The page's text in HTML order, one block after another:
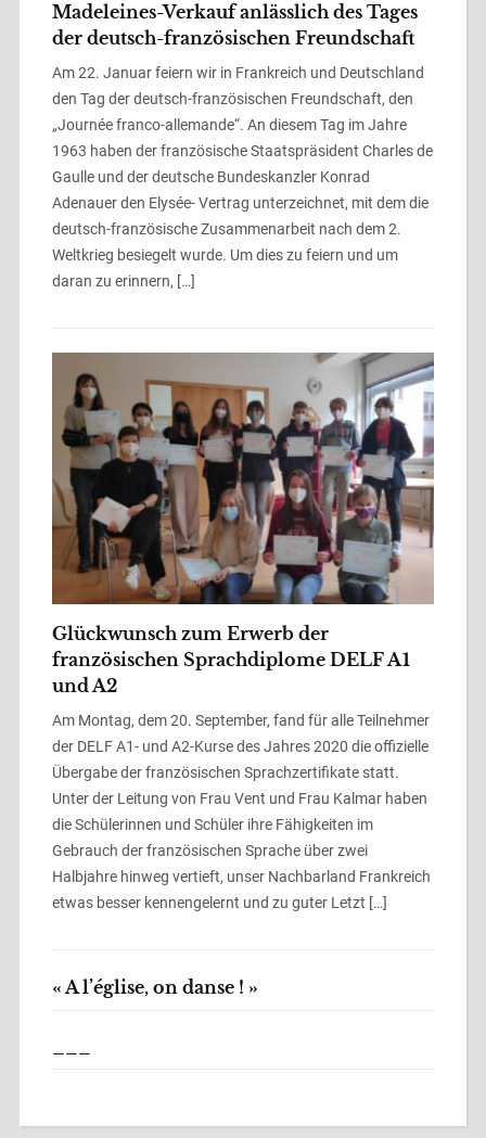
Madeleines-Verkauf anlässlich des Tages
der deutsch-französischen Freundschaft
Am 22. Januar feiern wir in Frankreich und Deutschland
den Tag der deutsch-französischen Freundschaft, den
„Journée franco-allemande“. An diesem Tag im Jahre
1963 haben der französische Staatspräsident Charles de
Gaulle und der deutsche Bundeskanzler Konrad
Adenauer den Elysée- Vertrag unterzeichnet, mit dem die
deutsch-französische Zusammenarbeit nach dem 2.
Weltkrieg besiegelt wurde. Um dies zu feiern und um
daran zu erinnern, […]
Glückwunsch zum Erwerb der
französischen Sprachdiplome DELF A1
und A2
Am Montag, dem 20. September, fand für alle Teilnehmer
der DELF A1- und A2-Kurse des Jahres 2020 die offizielle
Übergabe der französischen Sprachzertifikate statt.
Unter der Leitung von Frau Vent und Frau Kalmar haben
die Schülerinnen und Schüler ihre Fähigkeiten im
Gebrauch der französischen Sprache über zwei
Halbjahre hinweg vertieft, unser Nachbarland Frankreich
etwas besser kennengelernt und zu guter Letzt […]
« A l’église, on danse ! »